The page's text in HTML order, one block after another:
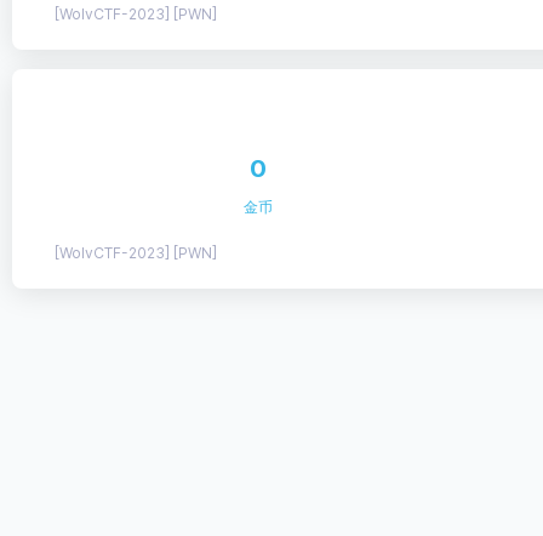
[WolvCTF-2023] [PWN]
0
金币
[WolvCTF-2023] [PWN]